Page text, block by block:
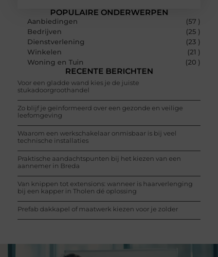
POPULAIRE ONDERWERPEN
Aanbiedingen
(57 )
Bedrijven
(25 )
Dienstverlening
(23 )
Winkelen
(21 )
Woning en Tuin
(20 )
RECENTE BERICHTEN
Voor een gladde wand kies je de juiste
stukadoorgroothandel
Zo blijf je geïnformeerd over een gezonde en veilige
leefomgeving
Waarom een werkschakelaar onmisbaar is bij veel
technische installaties
Praktische aandachtspunten bij het kiezen van een
aannemer in Breda
Van knippen tot extensions: wanneer is haarverlenging
bij een kapper in Tholen dé oplossing
Prefab dakkapel of maatwerk kiezen voor je zolder